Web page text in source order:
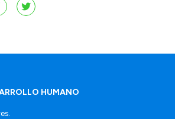
HUMANO